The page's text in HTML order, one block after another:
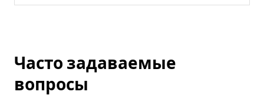
Часто задаваемые
вопросы